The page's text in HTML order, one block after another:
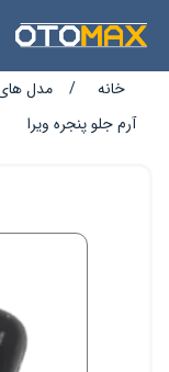
خانه / مدل
آرم جلو پنجره ویرا